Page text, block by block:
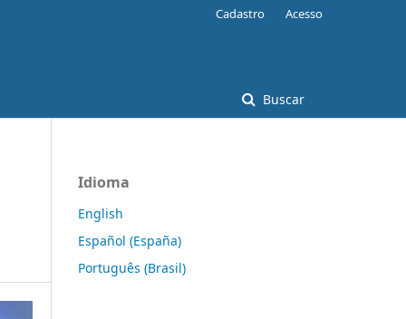
Buscar
Cadastro Acesso
Idioma
English
Español (España)
Português (Brasil)